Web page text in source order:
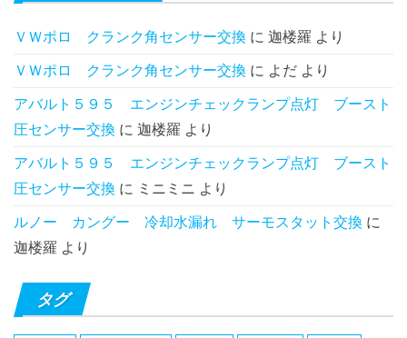
ＶＷポロ クランク角センサー交換 に 迦楼羅 より
ＶＷポロ クランク角センサー交換 に よだ より
アバルト５９５ エンジンチェックランプ点灯 ブースト
圧センサー交換 に 迦楼羅 より
アバルト５９５ エンジンチェックランプ点灯 ブースト
圧センサー交換 に ミニミニ より
ルノー カングー 冷却水漏れ サーモスタット交換 に
迦楼羅 より
タグ